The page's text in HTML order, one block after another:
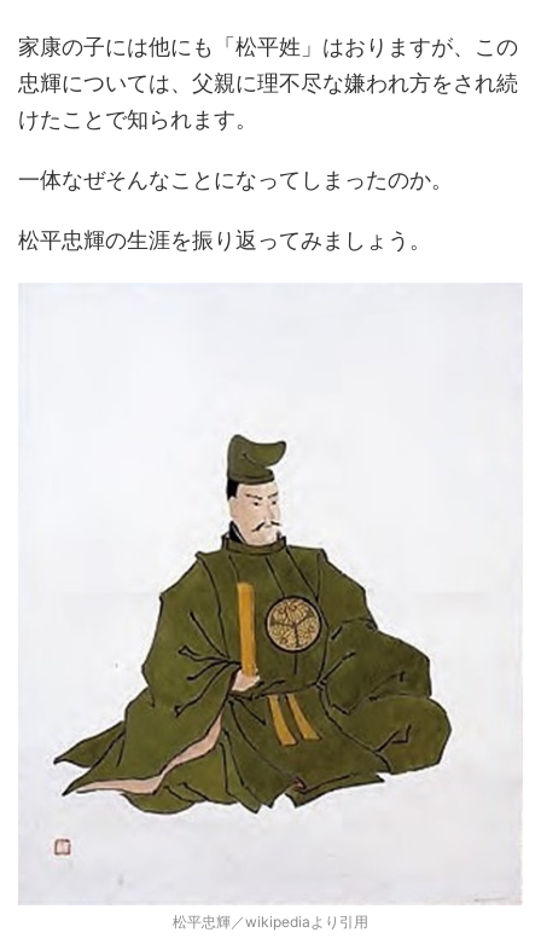
家康の子には他にも「松平姓」はおりますが、この
忠輝については、父親に理不尽な嫌われ方をされ続
けたことで知られます。
一体なぜそんなことになってしまったのか。
松平忠輝の生涯を振り返ってみましょう。
松平忠輝／wikipediaより引用